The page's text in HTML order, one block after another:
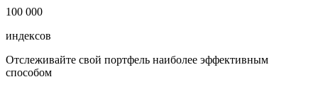
100 000
индексов
Отслеживайте свой портфель наиболее эффективным
способом